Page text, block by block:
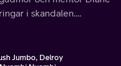
i skandalen.
Jumbo, Delroy